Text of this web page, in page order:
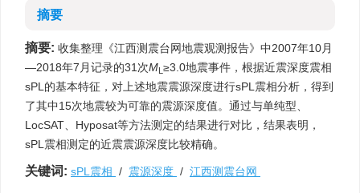
摘要
摘要: 收集整理《江西测震台网地震观测报告》中2007年10月
—2018年7月记录的31次ML ≥3.0地震事件，根据近震深度震相
sPL的基本特征，对上述地震震源深度进行sPL震相分析，得到
了其中15次地震较为可靠的震源深度值。通过与单纯型、
LocSAT、Hyposat等方法测定的结果进行对比，结果表明，
sPL震相测定的近震震源深度比较精确。
关键词: sPL震相 / 震源深度 / 江西测震台网